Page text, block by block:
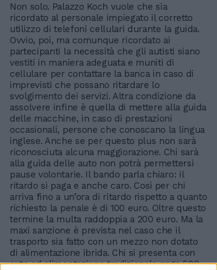
Non solo. Palazzo Koch vuole che sia
ricordato al personale impiegato il corretto
utilizzo di telefoni cellulari durante la guida.
Ovvio, poi, ma comunque ricordato ai
partecipanti la necessità che gli autisti siano
vestiti in maniera adeguata e muniti di
cellulare per contattare la banca in caso di
imprevisti che possano ritardare lo
svolgimento dei servizi. Altra condizione da
assolvere infine è quella di mettere alla guida
delle macchine, in caso di prestazioni
occasionali, persone che conoscano la lingua
inglese. Anche se per questo plus non sarà
riconosciuta alcuna maggiorazione. Chi sarà
alla guida delle auto non potrà permettersi
pause volontarie. Il bando parla chiaro: il
ritardo si paga e anche caro. Così per chi
arriva fino a un’ora di ritardo rispetto a quanto
richiesto la penale è di 100 euro. Oltre questo
termine la multa raddoppia a 200 euro. Ma la
maxi sanzione è prevista nel caso che il
trasporto sia fatto con un mezzo non dotato
di alimentazione ibrida. Chi si presenta con
auto ad alimentazione tradizionale paga 500